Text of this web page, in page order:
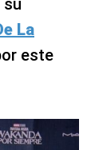
su
La
este